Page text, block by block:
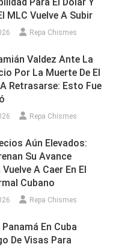
MLC Vuelve A Subir
Repa Chismes
Valdez Ante La
Por La Muerte De El
Retrasarse: Esto Fue
Repa Chismes
Aún Elevados:
Su Avance
A Caer En El
Cubano
Repa Chismes
En Cuba
De Visas Para